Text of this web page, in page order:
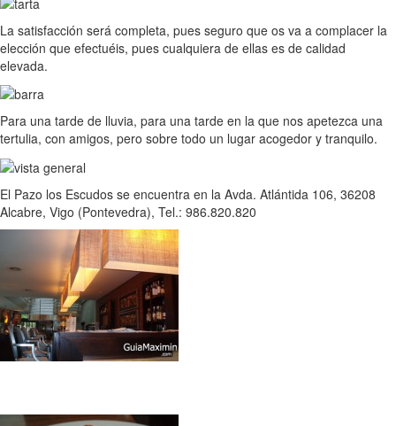
La satisfacción será completa, pues seguro que os va a complacer la
elección que efectuéis, pues cualquiera de ellas es de calidad
elevada.
Para una tarde de lluvia, para una tarde en la que nos apetezca una
tertulia, con amigos, pero sobre todo un lugar acogedor y tranquilo.
El Pazo los Escudos se encuentra en la Avda. Atlántida 106, 36208
Alcabre, Vigo (Pontevedra), Tel.: 986.820.820